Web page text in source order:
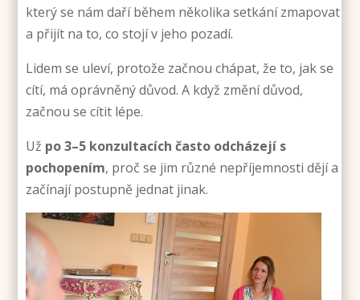
který se nám daří během několika setkání zmapovat
a přijít na to, co stojí v jeho pozadí.
Lidem se uleví, protože začnou chápat, že to, jak se
cítí, má oprávněný důvod. A když změní důvod,
začnou se cítit lépe.
Už po 3–5 konzultacích často odcházejí s
pochopením, proč se jim různé nepříjemnosti dějí a
začínají postupně jednat jinak.